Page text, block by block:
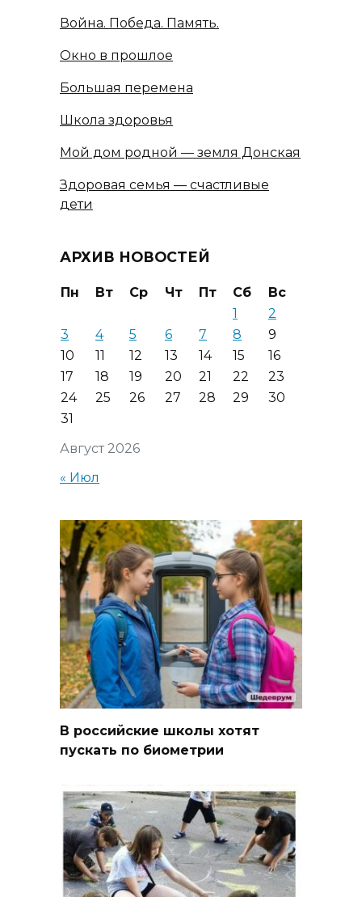
Война. Победа. Память.
Окно в прошлое
Большая перемена
Школа здоровья
Мой дом родной — земля Донская
Здоровая семья — счастливые
дети
АРХИВ НОВОСТЕЙ
Август 2026
Пн Вт Ср Чт Пт Сб
Вс
1
2
3
4 5 6 7 8
9
10
11 12 13 14 15
16
17
18 19 20 21 22
23
24
25 26 27 28 29
30
31
« Июл
В российские школы хотят
пускать по биометрии